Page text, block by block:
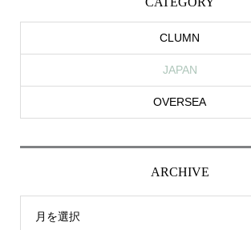
CLUMN
JAPAN
OVERSEA
ARCHIVE
月を選択